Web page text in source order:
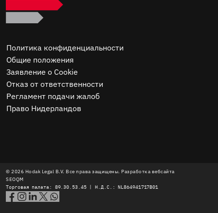
Политика конфиденциальности
Общие положения
Заявление о Cookie
Отказ от ответственности
Регламент подачи жалоб
Право Нидерландов
© 2026 Hodak Legal B.V. Все права защищены. Разработка вебсайта
SEOQM
Торговая палата: 89.30.53.45 | Н.Д.С.: NL864941717B01